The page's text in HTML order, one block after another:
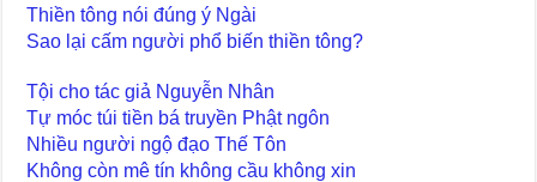
Thiền tông nói đúng ý Ngài
Sao lại cấm người phổ biến thiền tông?
Tội cho tác giả Nguyễn Nhân
Tự móc túi tiền bá truyền Phật ngôn
Nhiều người ngộ đạo Thế Tôn
Không còn mê tín không cầu không xin